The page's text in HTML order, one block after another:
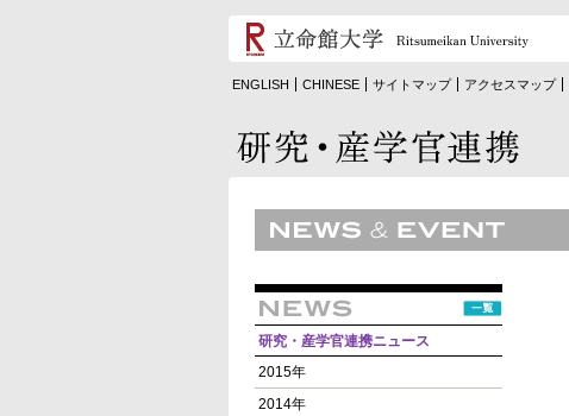
ENGLISH CHINESE サイトマップ アクセスマップ
研究・産学官連携ニュース
2015年
2014年